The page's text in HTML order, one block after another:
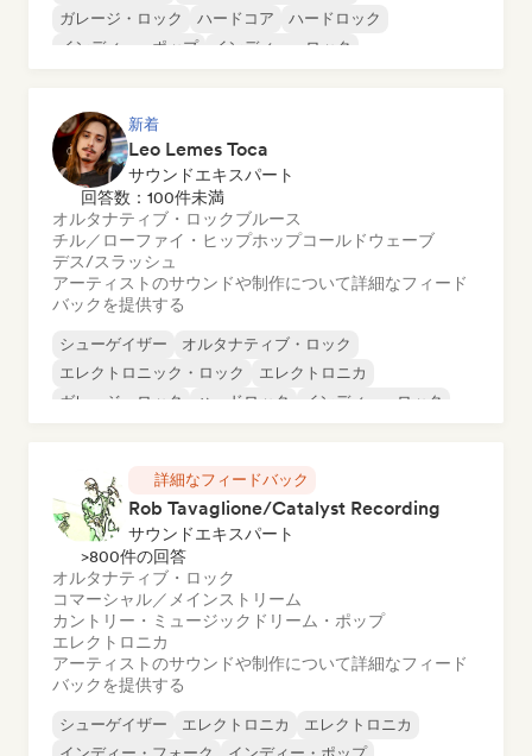
ガレージ・ロック
ハードコア
ハードロック
インディー・ポップ
インディー・ロック
新着
Leo Lemes Toca
サウンドエキスパート
回答数：100件未満
オルタナティブ・ロックブルース
チル／ローファイ・ヒップホップコールドウェーブ
デス/スラッシュ
アーティストのサウンドや制作について詳細なフィード
バックを提供する
シューゲイザー
オルタナティブ・ロック
エレクトロニック・ロック
エレクトロニカ
ガレージ・ロック
ハードロック
インディー・ロック
詳細なフィードバック
Rob Tavaglione/Catalyst Recording
サウンドエキスパート
>800件の回答
オルタナティブ・ロック
コマーシャル／メインストリーム
カントリー・ミュージック ドリーム・ポップ
エレクトロニカ
アーティストのサウンドや制作について詳細なフィード
バックを提供する
シューゲイザー エレクトロニカ
エレクトロニカ